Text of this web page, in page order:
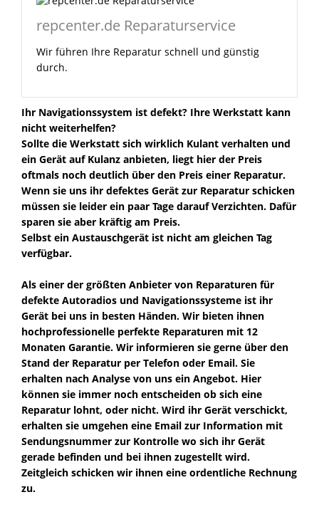
repcenter.de Reparaturservice
Wir führen Ihre Reparatur schnell und günstig
durch.
Ihr Navigationssystem ist defekt? Ihre Werkstatt kann
nicht weiterhelfen?
Sollte die Werkstatt sich wirklich Kulant verhalten und
ein Gerät auf Kulanz anbieten, liegt hier der Preis
oftmals noch deutlich über den Preis einer Reparatur.
Wenn sie uns ihr defektes Gerät zur Reparatur schicken
müssen sie leider ein paar Tage darauf Verzichten. Dafür
sparen sie aber kräftig am Preis.
Selbst ein Austauschgerät ist nicht am gleichen Tag
verfügbar.
Als einer der größten Anbieter von Reparaturen für
defekte Autoradios und Navigationssysteme ist ihr
Gerät bei uns in besten Händen. Wir bieten ihnen
hochprofessionelle perfekte Reparaturen mit 12
Monaten Garantie. Wir informieren sie gerne über den
Stand der Reparatur per Telefon oder Email. Sie
erhalten nach Analyse von uns ein Angebot. Hier
können sie immer noch entscheiden ob sich eine
Reparatur lohnt, oder nicht. Wird ihr Gerät verschickt,
erhalten sie umgehen eine Email zur Information mit
Sendungsnummer zur Kontrolle wo sich ihr Gerät
gerade befinden und bei ihnen zugestellt wird.
Zeitgleich schicken wir ihnen eine ordentliche Rechnung
zu.